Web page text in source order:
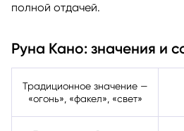
полной отдачей.
Руна Кано: значения и
Традиционное значение —
«огонь», «факел», «свет»